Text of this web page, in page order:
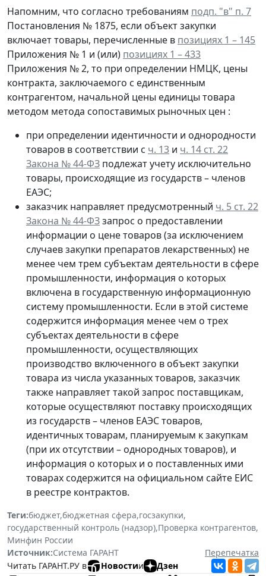
Напомним, что согласно требованиям подп. "в" п. 7
Постановления № 1875, если объект закупки
включает товары, перечисленные в позициях 1 – 145
Приложения № 1 и (или) позициях 1 – 433
Приложения № 2, то при определении НМЦК, цены
контракта, заключаемого с единственным
контрагентом, начальной цены единицы товара
методом метода сопоставимых рыночных цен :
при определении идентичности и однородности
товаров в соответствии с ч. 13 и ч. 14 ст. 22
Закона № 44-ФЗ подлежат учету исключительно
товары, происходящие из государств – членов
ЕАЭС;
заказчик направляет предусмотренный ч. 5 ст. 22
Закона № 44-ФЗзапрос о предоставлении
информации о цене товаров (за исключением
случаев закупки препаратов лекарственных) не
менее чем трем субъектам деятельности в сфере
промышленности, информация о которых
включена в государственную информационную
систему промышленности. Если в этой системе
содержится информация менее чем о трех
субъектах деятельности в сфере
промышленности, осуществляющих
производство включенного в объект закупки
товара из числа указанных товаров, заказчик
также направляет такой запрос поставщикам,
которые осуществляют поставку происходящих
из государств – членов ЕАЭС товаров,
идентичных товарам, планируемым к закупкам
(при их отсутствии – однородных товаров), и
информация о которых и о поставленных ими
товарах содержится на официальном сайте ЕИС
в реестре контрактов.
Теги:бюджет,бюджетная сфера,госзакупки,
государственный контроль (надзор),Проверка контрагентов,
Минфин России
Источник:Система ГАРАНТ
Перепечатка
Читать ГАРАНТ.РУ в
Новостии Дзен